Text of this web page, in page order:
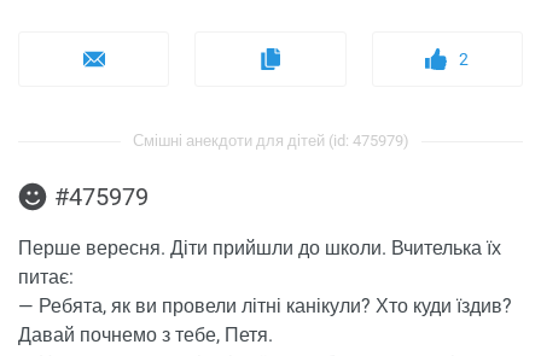
2
Смішні анекдоти для дітей (id: 475979)
#475979
Перше вересня. Діти прийшли до школи. Вчителька їх
питає:
— Ребята, як ви провели літні канікули? Хто куди їздив?
Давай почнемо з тебе, Петя.